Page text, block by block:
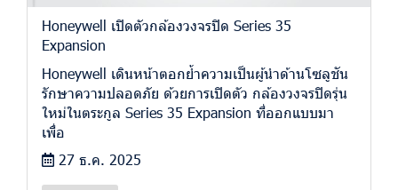
Honeywell เปิดตัวกล้องวงจรปิด Series 35
Expansion
Honeywell เดินหน้าตอกย้ำความเป็นผู้นำด้านโซลูชัน
รักษาความปลอดภัย ด้วยการเปิดตัว กล้องวงจรปิดรุ่น
ใหม่ในตระกูล Series 35 Expansion ที่ออกแบบมา
เพื่อ
27 ธ.ค. 2025